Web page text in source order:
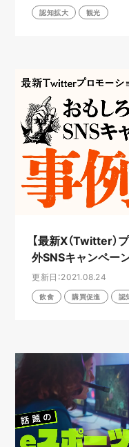
認知拡大 観光
【最新X（Twitter）
外SNSキャンペー
更新日：2021.08.24
飲食 購買促進 認